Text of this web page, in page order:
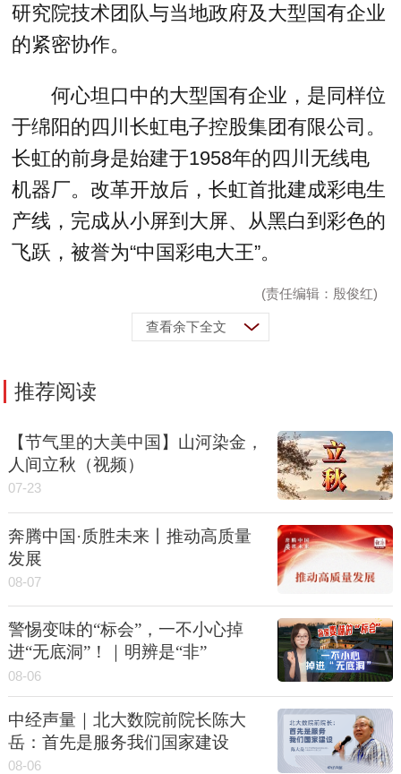
研究院技术团队与当地政府及大型国有企业
的紧密协作。
何心坦口中的大型国有企业，是同样位
于绵阳的四川长虹电子控股集团有限公司。
长虹的前身是始建于1958年的四川无线电
机器厂。改革开放后，长虹首批建成彩电生
产线，完成从小屏到大屏、从黑白到彩色的
飞跃，被誉为“中国彩电大王”。
(责任编辑：殷俊红)
查看余下全文
推荐阅读
【节气里的大美中国】山河染金，
人间立秋（视频）
07-23
奔腾中国·质胜未来丨推动高质量
发展
08-07
警惕变味的“标会”，一不小心掉
进“无底洞”！｜明辨是“非”
08-06
中经声量｜北大数院前院长陈大
岳：首先是服务我们国家建设
08-06